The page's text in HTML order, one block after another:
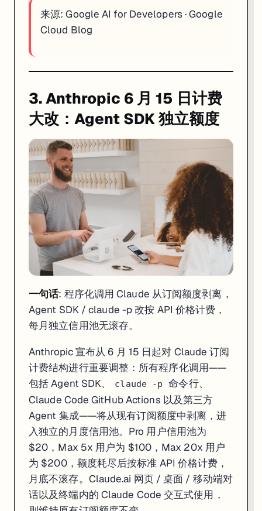
: OpenAI 5 月 22 日向 SEC 秘密提交 S-1，目标 9 月上市；同
OpenAI 已于 5 月 22 日向美国证券交易委员会（SEC）提交了保密版
IPO 申报的战略背景值得深入解读。OpenAI 在过去两年完成了多轮私
对于 IT 安全从业者，Trusted Access for Cyber 计划值得关注——申请
来源:Google AI for Developers ·Google
Cloud Blog
3. Anthropic 6 月 15 日计费
大改：Agent SDK 独立额度
一句话: 程序化调用 Claude 从订阅额度剥离，
Agent SDK / claude -p 改按 API 价格计费，
每月独立信用池无滚存。
Anthropic 宣布从 6 月 15 日起对 Claude 订阅
计费结构进行重要调整：所有程序化调用——
包括 Agent SDK、
claude -p
命令行、
Claude Code GitHub Actions 以及第三方
Agent 集成——将从现有订阅额度中剥离，进
入独立的月度信用池。Pro 用户信用池为
$20，Max 5x 用户为 $100，Max 20x 用户
为 $200，额度耗尽后按标准 API 价格计费，
月底不滚存。Claude.ai 网页 / 桌面 / 移动端对
话以及终端内的 Claude Code 交互式使用，